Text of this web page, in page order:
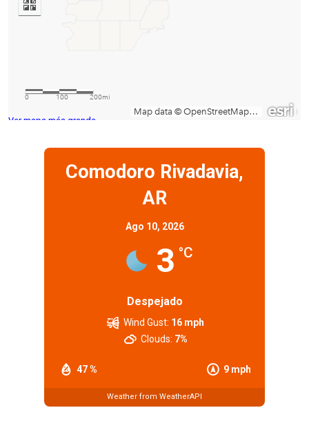
Ver mapa más grande
Comodoro Rivadavia,
AR
Ago 10, 2026
3 °C
Despejado
47 % 9 mph
Wind Gust: 16 mph
Clouds: 7%
Weather from WeatherAPI